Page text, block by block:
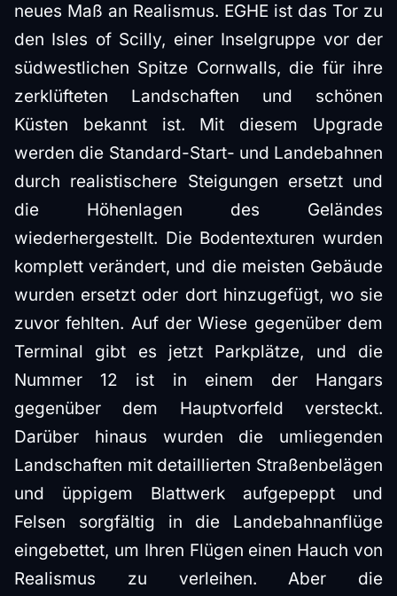
neues Maß an Realismus. EGHE ist das Tor zu
den Isles of Scilly, einer Inselgruppe vor der
südwestlichen Spitze Cornwalls, die für ihre
zerklüfteten Landschaften und schönen
Küsten bekannt ist. Mit diesem Upgrade
werden die Standard-Start- und Landebahnen
durch realistischere Steigungen ersetzt und
die Höhenlagen des Geländes
wiederhergestellt. Die Bodentexturen wurden
komplett verändert, und die meisten Gebäude
wurden ersetzt oder dort hinzugefügt, wo sie
zuvor fehlten. Auf der Wiese gegenüber dem
Terminal gibt es jetzt Parkplätze, und die
Nummer 12 ist in einem der Hangars
gegenüber dem Hauptvorfeld versteckt.
Darüber hinaus wurden die umliegenden
Landschaften mit detaillierten Straßenbelägen
und üppigem Blattwerk aufgepeppt und
Felsen sorgfältig in die Landebahnanflüge
eingebettet, um Ihren Flügen einen Hauch von
Realismus zu verleihen. Aber die